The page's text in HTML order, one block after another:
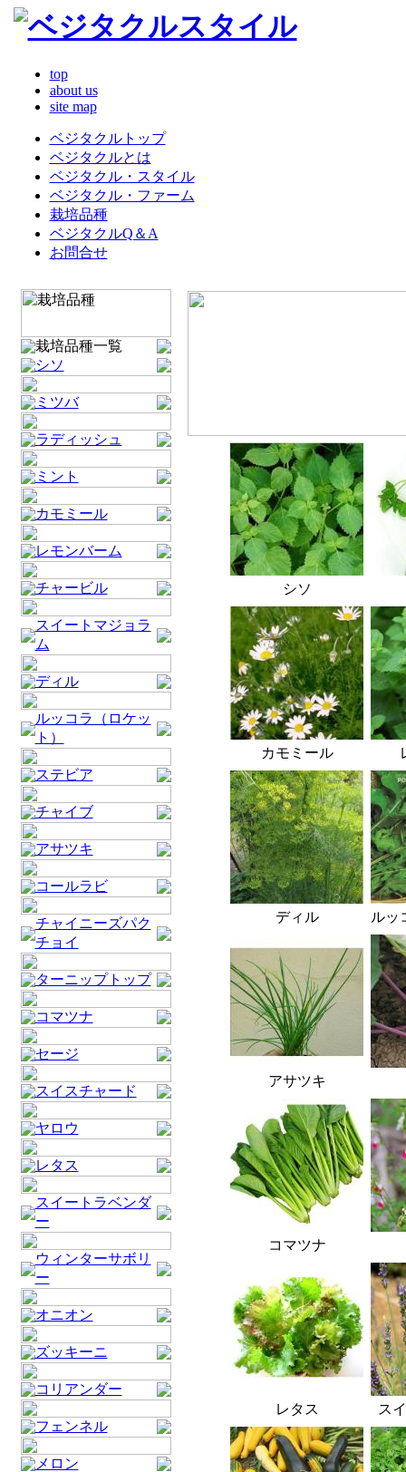
top
about us
site map
ベジタクルトップ
ベジタクルとは
ベジタクル・スタイル
ベジタクル・ファーム
栽培品種
ベジタクルQ＆A
お問合せ
栽培品種一覧
シソ
ミツバ
ラディッシュ
ミント
カモミール
レモンバーム
チャービル
スイートマジョラ
ム
ディル
ルッコラ（ロケッ
ト）
ステビア
チャイブ
アサツキ
コールラビ
チャイニーズパク
チョイ
ターニップトップ
コマツナ
セージ
スイスチャード
ヤロウ
レタス
スイートラベンダ
ー
ウィンターサボリ
ー
オニオン
ズッキーニ
コリアンダー
フェンネル
メロン
シソ
カモミール
ディル ルッ
アサツキ
コマツナ
レタス ス